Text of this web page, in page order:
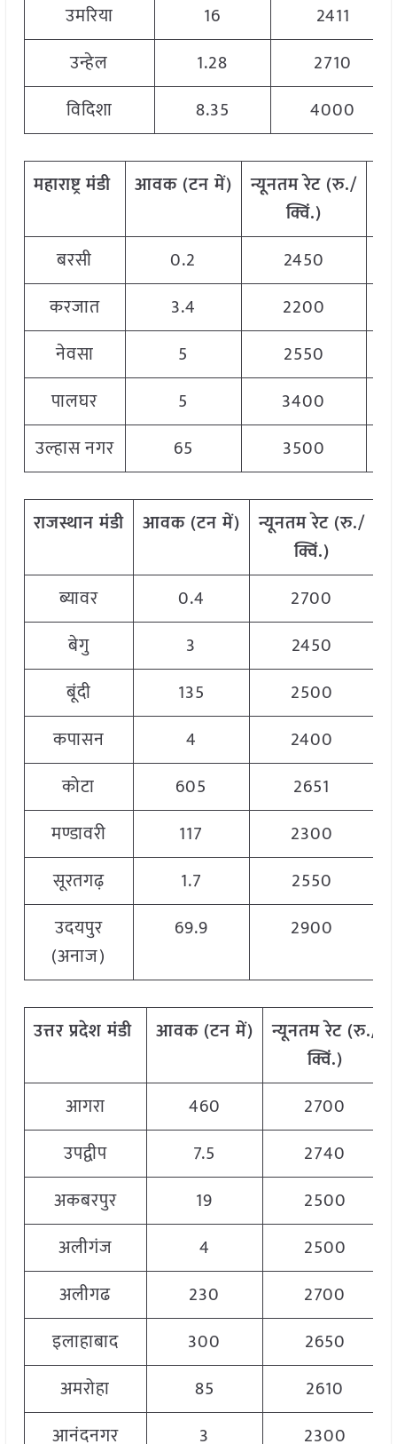
उमरिया
16
2411
उन्हेल
1.28
2710
विदिशा
8.35 4000
महाराष्ट्रमंडी आवक(टनमें) न्यूनतमरेट(रु./
क्विं.)
बरसी 0.2
2450
करजात
3.4
2200
नेवसा
5
2550
पालघर
5
3400
उल्हास नगर
65 3500
राजस्थानमंडी आवक(टनमें) न्यूनतमरेट(रु./
क्विं.)
ब्यावर 0.4
2700
बेगु
3
2450
बूंदी
135
2500
कपासन
4
2400
कोटा
605
2651
मण्डावरी
117
2300
सूरतगढ़
1.7
2550
उदयपुर
(अनाज)
69.9 2900
उत्तरप्रदेशमंडी आवक(टनमें) न्यूनतमरेट(रु./
क्विं.)
आगरा 460
2700
उपद्वीप
7.5
2740
अकबरपुर
19
2500
अलीगंज
4
2500
अलीगढ
230
2700
इलाहाबाद
300
2650
अमरोहा
85
2610
आनंदनगर
3 2300